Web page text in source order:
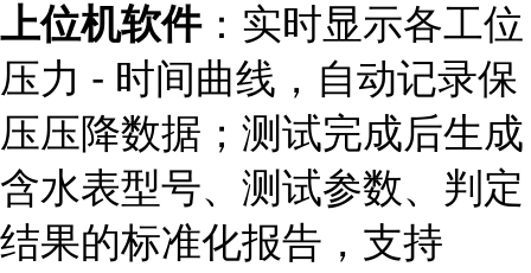
上位机软件：实时显示各工位
压力 - 时间曲线，自动记录保
压压降数据；测试完成后生成
含水表型号、测试参数、判定
结果的标准化报告，支持